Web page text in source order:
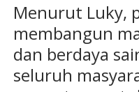
Menurut Luky,
membangun
dan berdaya
seluruh